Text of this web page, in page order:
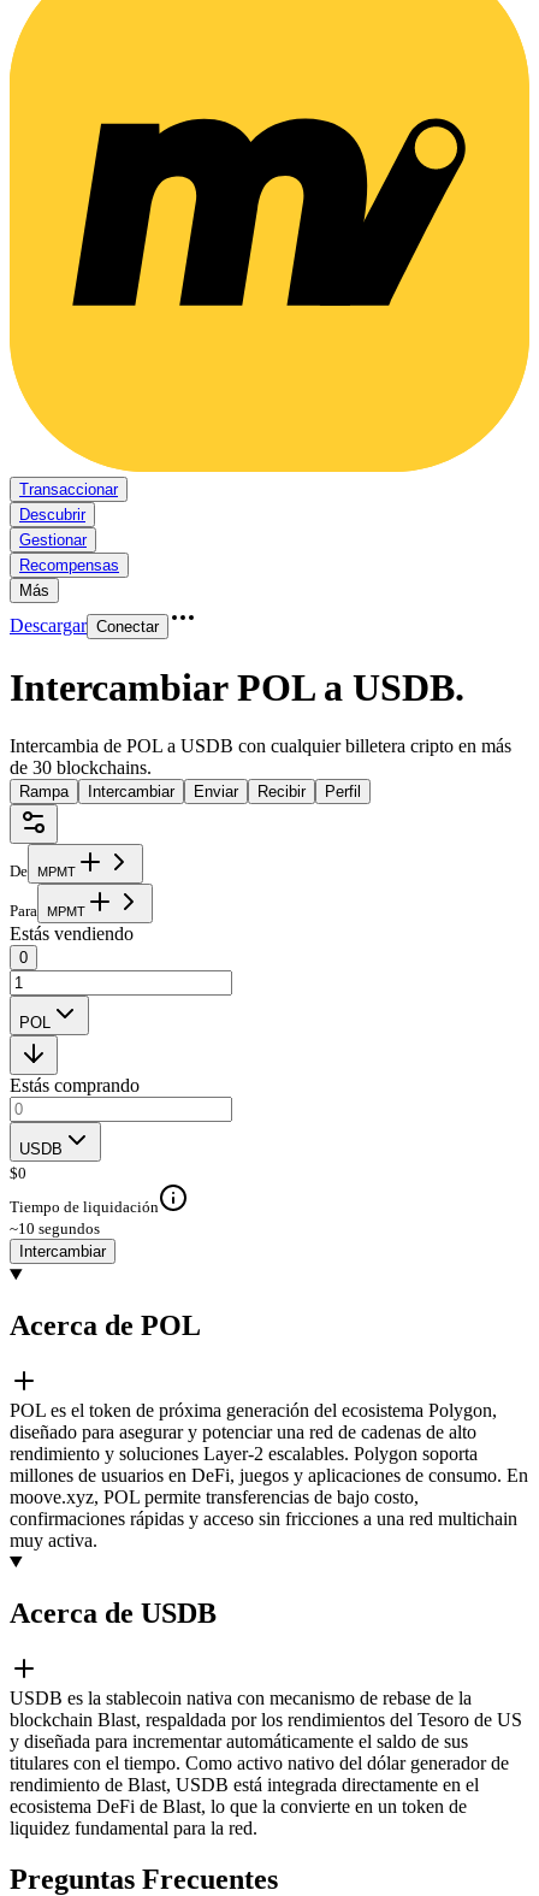
Transaccionar
Descubrir
Gestionar
Recompensas
Más
Descargar Conectar
Intercambiar POL a USDB.
Intercambia de POL a USDB con cualquier billetera cripto en más
de 30 blockchains.
Rampa Intercambiar Enviar Recibir Perfil
De MPMT
Para MPMT
Estás vendiendo
0
POL
Estás comprando
USDB
$0
Tiempo de liquidación
~10 segundos
Intercambiar
Acerca de POL
POL es el token de próxima generación del ecosistema Polygon,
diseñado para asegurar y potenciar una red de cadenas de alto
rendimiento y soluciones Layer-2 escalables. Polygon soporta
millones de usuarios en DeFi, juegos y aplicaciones de consumo. En
moove.xyz, POL permite transferencias de bajo costo,
confirmaciones rápidas y acceso sin fricciones a una red multichain
muy activa.
Acerca de USDB
USDB es la stablecoin nativa con mecanismo de rebase de la
blockchain Blast, respaldada por los rendimientos del Tesoro de US
y diseñada para incrementar automáticamente el saldo de sus
titulares con el tiempo. Como activo nativo del dólar generador de
rendimiento de Blast, USDB está integrada directamente en el
ecosistema DeFi de Blast, lo que la convierte en un token de
liquidez fundamental para la red.
Preguntas Frecuentes